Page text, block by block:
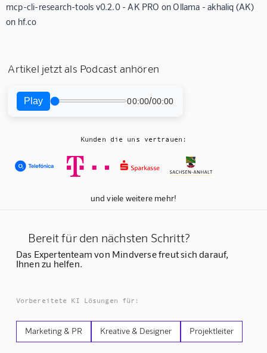
mcp-cli-research-tools v0.2.0 - AK PRO on Ollama - akhaliq (AK)
on hf.co
Artikel jetzt als Podcast anhören
Play 00:00/00:00
Kunden die uns vertrauen:
und viele weitere mehr!
Bereit für den nächsten Schritt?
Das Expertenteam von Mindverse freut sich darauf,
Ihnen zu helfen.
Vorbereitete KI Lösungen für:
Marketing & PR Kreative & Designer Projektleiter